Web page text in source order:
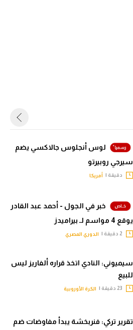
لوس أنجلوس جالاكسي يضم
سيرجي روبيرتو
دقيقة | أمريكا
خبر في الجول - أحمد عبد القادر
يوقع 4 مواسم لـ بيراميدز
الدوري المصري
سيميوني: النادي اتخذ قراره ألفاريز ليس
للبيع
الكرة الأوروبية
تقرير تركي: فنربخشة يبدأ مفاوضات ضم